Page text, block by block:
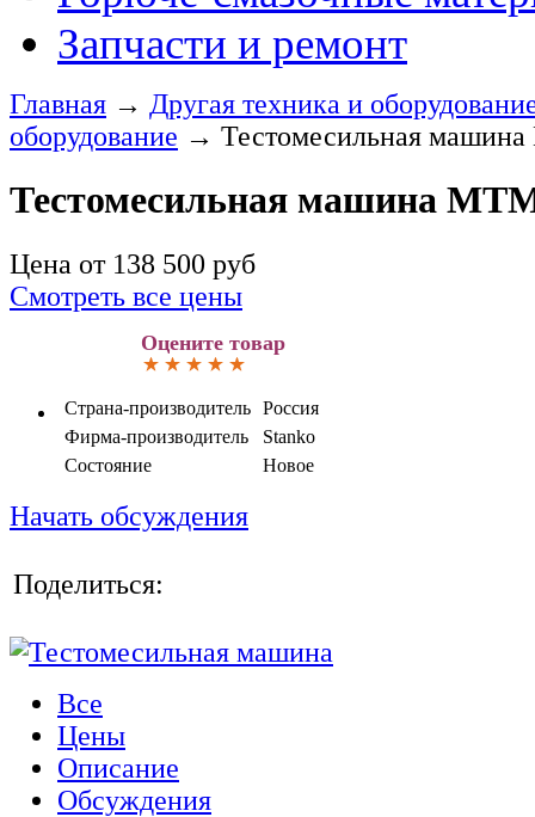
Запчасти и ремонт
Главная → Другая техника и
оборудование → Тестомесильная
Тестомесильная машина
Цена от 138 500 руб
Смотреть все цены
Оцените товар
Страна-производитель Россия
Фирма-производитель
Stanko
Состояние
Новое
Начать обсуждения
Поделиться:
Все
Цены
Описание
Обсуждения